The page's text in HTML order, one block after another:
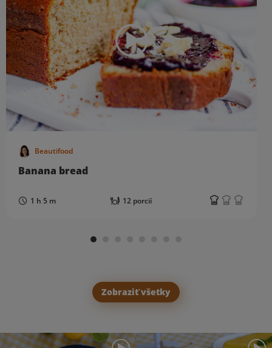
Beautifood
Banana bread
1 h 5 m 12 porcií
Zobraziť všetky